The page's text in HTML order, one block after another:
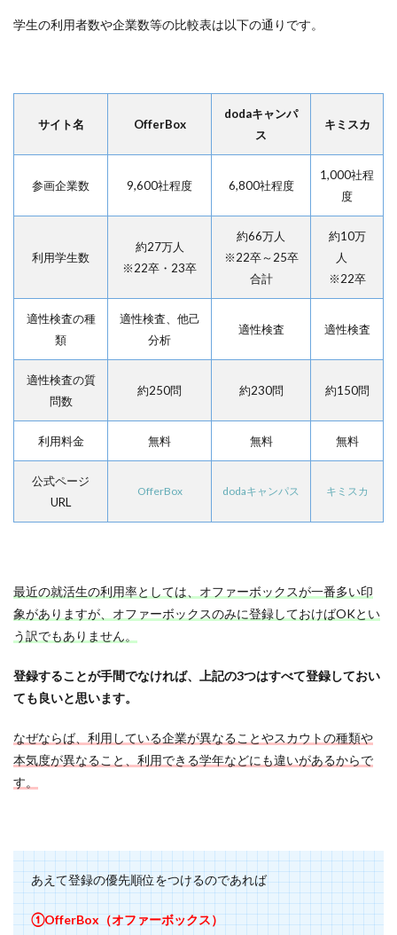
学生の利用者数や企業数等の比較表は以下の通りです。
サイト名 OfferBox
dodaキャンパ
ス
キミスカ
参画企業数 9,600社程度 6,800社程度
1,000社程
度
利用学生数
約27万人
※22卒・23卒
約66万人
※22卒～25卒
合計
約10万
人
※22卒
適性検査の種
類
適性検査、他己
分析
適性検査 適性検査
適性検査の質
問数
約250問 約230問 約150問
利用料金 無料 無料 無料
公式ページ
URL
OfferBox dodaキャンパス キミスカ
最近の就活生の利用率としては、オファーボックスが一番多い印
象がありますが、オファーボックスのみに登録しておけばOKとい
う訳でもありません。
登録することが手間でなければ、上記の3つはすべて登録しておい
ても良いと思います。
なぜならば、利用している企業が異なることやスカウトの種類や
本気度が異なること、利用できる学年などにも違いがあるからで
す。
あえて登録の優先順位をつけるのであれば
①OfferBox（オファーボックス）